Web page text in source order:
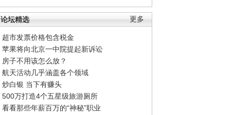
更多
论坛精选
超市发票价格包含税金
苹果将向北京一中院提起新诉讼
房子不用该怎么放？
航天活动几乎涵盖各个领域
炒白银 当下有赚头
500万打造4个五星级旅游厕所
看看那些年薪百万的“神秘”职业